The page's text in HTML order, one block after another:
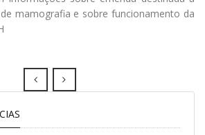
mamografia e sobre funcionamento da
Prev Next